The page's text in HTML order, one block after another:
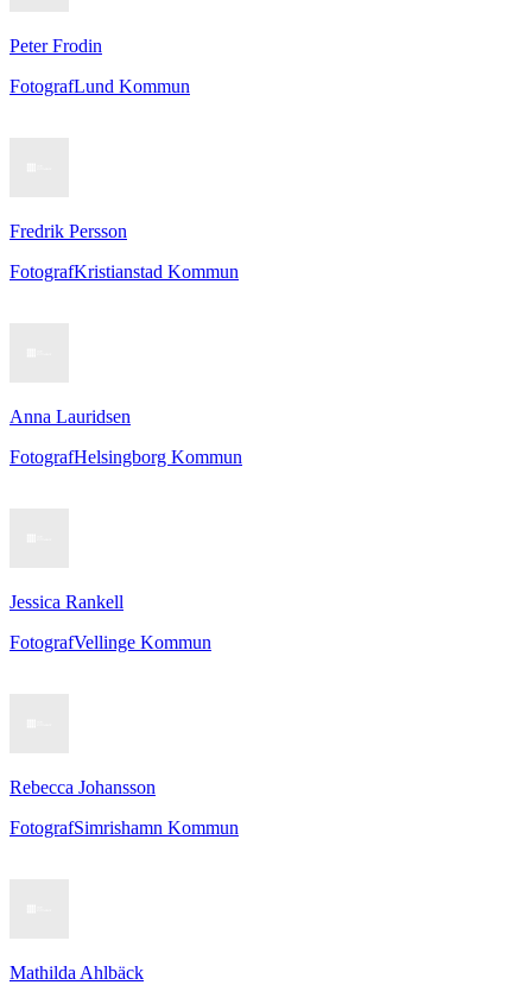
Peter Frodin
FotografLund Kommun
Fredrik Persson
FotografKristianstad Kommun
Anna Lauridsen
FotografHelsingborg Kommun
Jessica Rankell
FotografVellinge Kommun
Rebecca Johansson
FotografSimrishamn Kommun
Mathilda Ahlbäck